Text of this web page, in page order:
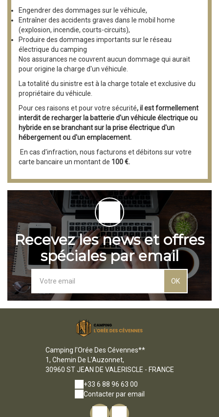
Engendrer des dommages sur le véhicule,
Entraîner des accidents graves dans le mobil home
(explosion, incendie, courts-circuits),
Produire des dommages importants sur le réseau
électrique du camping
Nos assurances ne couvrent aucun dommage qui aurait
pour origine la charge d'un véhicule.
La totalité du sinistre est à la charge totale et exclusive du
propriétaire du véhicule.
Pour ces raisons et pour votre sécurité, il est formellement
interdit de recharger la batterie d'un véhicule électrique ou
hybride en se branchant sur la prise électrique d'un
hébergementou d'un emplacement.
En cas d'infraction, nous facturons et débitons sur votre
carte bancaire un montant de 100 €.
Recevez les news et offres
spéciales par email
OK
Camping l'Orée Des Cévennes**
1, Chemin De L'Auzonnet,
30960 ST JEAN DE VALERISCLE - FRANCE
+33 6 88 96 63 00
Contacter par email